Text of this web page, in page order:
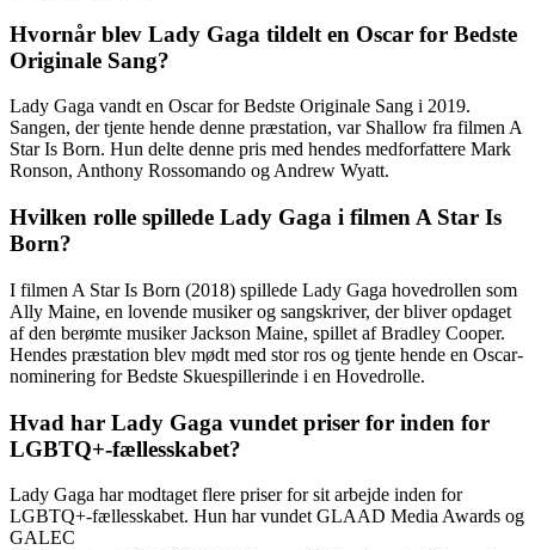
Hvornår blev Lady Gaga tildelt en Oscar for Bedste
Originale Sang?
Lady Gaga vandt en Oscar for Bedste Originale Sang i 2019.
Sangen, der tjente hende denne præstation, var Shallow fra filmen A
Star Is Born. Hun delte denne pris med hendes medforfattere Mark
Ronson, Anthony Rossomando og Andrew Wyatt.
Hvilken rolle spillede Lady Gaga i filmen A Star Is
Born?
I filmen A Star Is Born (2018) spillede Lady Gaga hovedrollen som
Ally Maine, en lovende musiker og sangskriver, der bliver opdaget
af den berømte musiker Jackson Maine, spillet af Bradley Cooper.
Hendes præstation blev mødt med stor ros og tjente hende en Oscar-
nominering for Bedste Skuespillerinde i en Hovedrolle.
Hvad har Lady Gaga vundet priser for inden for
LGBTQ+-fællesskabet?
Lady Gaga har modtaget flere priser for sit arbejde inden for
LGBTQ+-fællesskabet. Hun har vundet GLAAD Media Awards og
GALEC